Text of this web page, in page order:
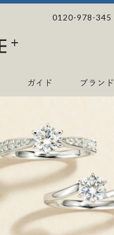
0120-978-345
ガイド ブランド